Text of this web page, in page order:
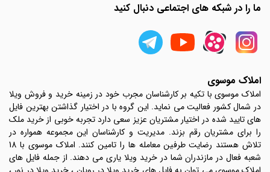
ما را در شبکه های اجتماعی دنبال کنید
املاک موسوی
املاک موسوی با تکیه بر کارشناسان مجرب خود در زمینه خرید و فروش ویلا
در شمال کشور فعالیت می نماید. این گروه با در اختیار گذاشتن بهترین فایل
های تایید شده در اختیار مشتریان عزیز سعی دارد تجربه خوبی از خرید ملک
را برای مشتریان رقم بزند. مدیریت و کارشناسان این مجموعه همواره در
تلاش هستند رضایت طرفین معامله ها را تامین کنند. املاک موسوی با 18
شعبه فعال در مازندران شما در خرید ویلا یاری می دهند. از جمله فایل های